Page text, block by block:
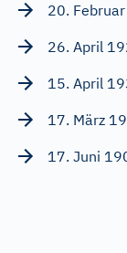
20.
26. April
15. April
17. März
17. Juni